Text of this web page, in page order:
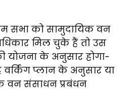
सभा को सामुदायिक वन
मिल चुके हैं तो उस
योजना के अनुसार होगा-
प्लान के अनुसार या
वन संसाधन प्रबंधन